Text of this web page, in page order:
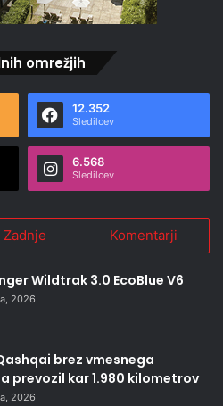
omrežjih
12.352
Sledilcev
6.568
Sledilcev
Zadnje Komentarji
Wildtrak 3.0 EcoBlue V6
2026
brez vmesnega
prevozil kar 1.980 kilometrov
2026